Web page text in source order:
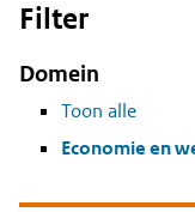
Filter
Domein
Toon alle
Economie en